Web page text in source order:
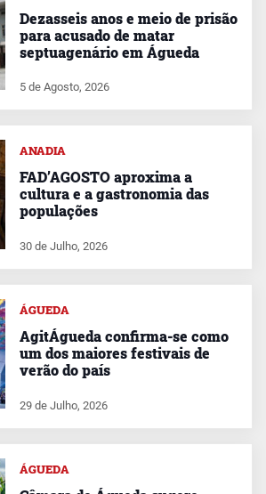
Dezasseis anos e meio de prisão
para acusado de matar
septuagenário em Águeda
5 de Agosto, 2026
ANADIA
FAD’AGOSTO aproxima a
cultura e a gastronomia das
populações
30 de Julho, 2026
ÁGUEDA
AgitÁgueda confirma-se como
um dos maiores festivais de
verão do país
29 de Julho, 2026
ÁGUEDA